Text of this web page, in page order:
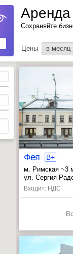
Назад
Сохраняйте
Цены в месяц
Фея B+
м. Римская ~3
,ул. Сергия
Входит: НДС